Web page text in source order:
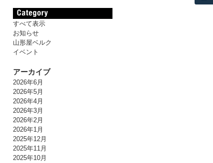
すべて表示
お知らせ
山形屋ベルク
イベント
アーカイブ
2026年6月
2026年5月
2026年4月
2026年3月
2026年2月
2026年1月
2025年12月
2025年11月
2025年10月